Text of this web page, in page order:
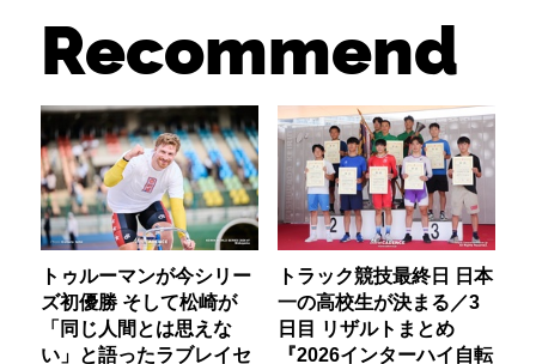
Recommend
トゥルーマンが今シリー
ズ初優勝 そして松崎が
「同じ人間とは思えな
い」と語ったラブレイセ
トラック競技最終日 日本
一の高校生が決まる／3
日目 リザルトまとめ
『2026インターハイ自転